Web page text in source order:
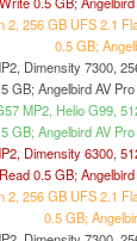
2, 256 GB UFS 2.1
0.5 GB;
Dimensity 7300,
GB; Angelbird AV Pro
MP2, Helio G99,
GB; Angelbird AV Pro
Dimensity 6300,
0.5 GB;
2, 256 GB UFS 2.1
0.5 GB;